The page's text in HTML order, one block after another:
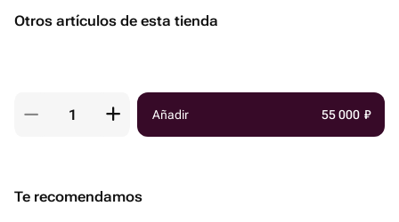
Otros artículos de esta tienda
Añadir 55 000 ₽
Te recomendamos